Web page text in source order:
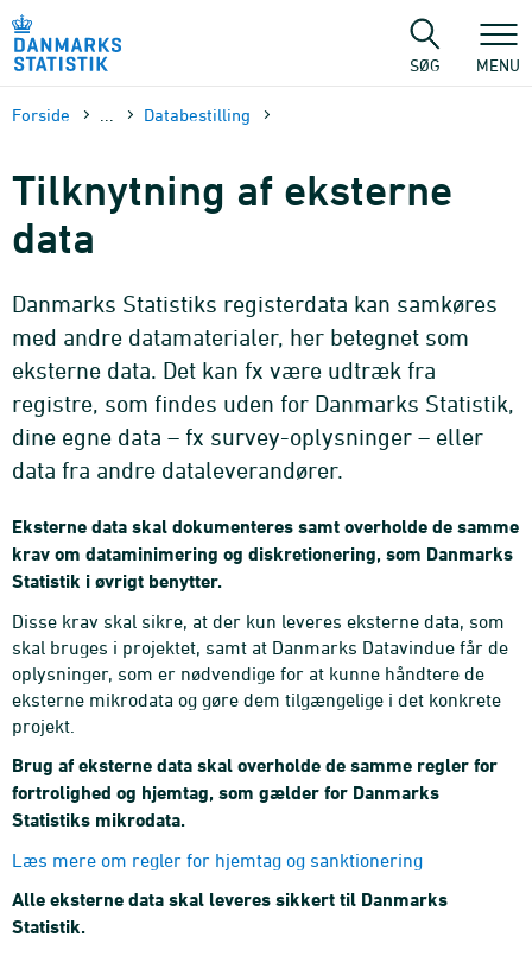
sidens
SØG MENU
Forside Databestilling
Tilknytning af eksterne
data
Danmarks Statistiks registerdata kan samkøres
med andre datamaterialer, her betegnet som
eksterne data. Det kan fx være udtræk fra
registre, som findes uden for Danmarks Statistik,
dine egne data – fx survey-oplysninger – eller
data fra andre dataleverandører.
Eksterne data skal dokumenteres samt overholde de samme
krav om dataminimering og diskretionering, som Danmarks
Statistik i øvrigt benytter.
Disse krav skal sikre, at der kun leveres eksterne data, som
skal bruges i projektet, samt at Danmarks Datavindue får de
oplysninger, som er nødvendige for at kunne håndtere de
eksterne mikrodata og gøre dem tilgængelige i det konkrete
projekt.
Brug af eksterne data skal overholde de samme regler for
fortrolighed og hjemtag, som gælder for Danmarks
Statistiks mikrodata.
Læs mere om regler for hjemtag og sanktionering
Alle eksterne data skal leveres sikkert til Danmarks
Statistik.